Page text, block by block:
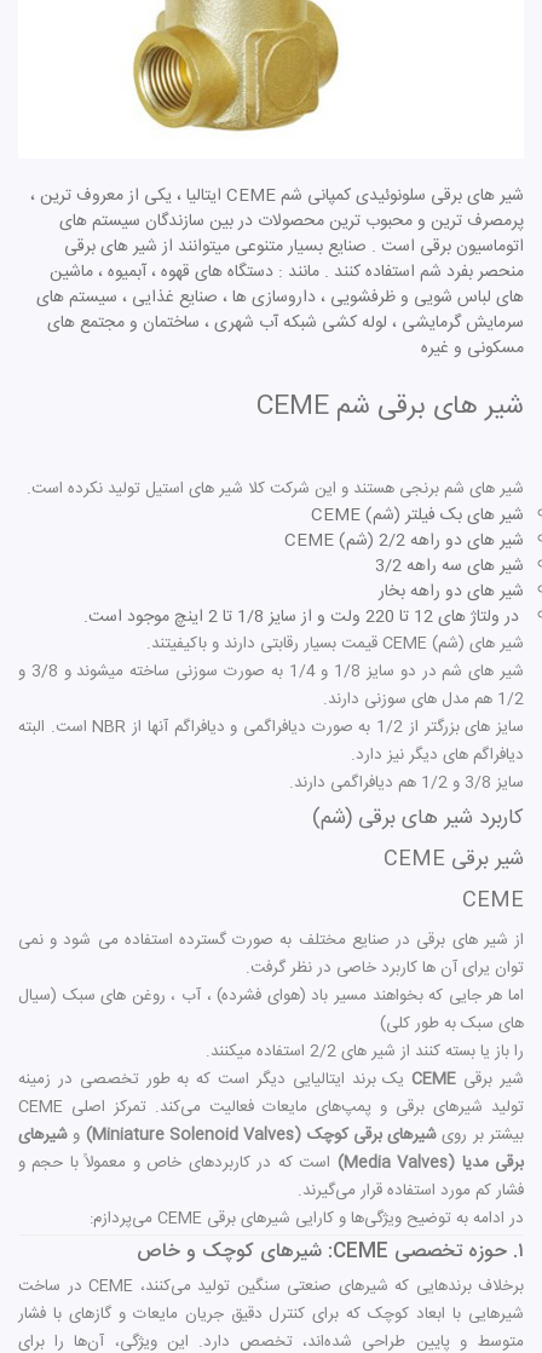
شیر های برقی سلونوئیدی کمپانی شم CEME ایتالیا ، یکی از معروف ترین ،
پرمصرف ترین و محبوب ترین محصولات در بین سازندگان سیستم های
اتوماسیون برقی است . صنایع بسیار متنوعی میتوانند از شیر های برقی
منحصر بفرد شم استفاده کنند . مانند : دستگاه های قهوه ، آبمیوه ، ماشین
های لباس شویی و ظرفشویی ، داروسازی ها ، صنایع غذایی ، سیستم های
سرمایش گرمایشی ، لوله کشی شبکه آب شهری ، ساختمان و مجتمع های
مسکونی و غیره
شیر های برقی شم CEME
شیر های شم برنجی هستند و این شرکت کلا شیر های استیل تولید نکرده است.
شیر های بک فیلتر (شم) CEME
شیر های دو راهه 2/2 (شم) CEME
شیر های سه راهه 3/2
شیر های دو راهه بخار
در ولتاژ های 12 تا 220 ولت و از سایز 1/8 تا 2 اینچ موجود است.
شیر های (شم) CEME قیمت بسیار رقابتی دارند و باکیفیتند.
شیر های شم در دو سایز 1/8 و 1/4 به صورت سوزنی ساخته میشوند و 3/8 و
1/2 هم مدل های سوزنی دارند.
سایز های بزرگتر از 1/2 به صورت دیافراگمی و دیافراگم آنها از NBR است. البته
دیافراگم های دیگر نیز دارد.
سایز 3/8 و 1/2 هم دیافراگمی دارند.
کاربرد شیر های برقی (شم)
شیر برقی CEME
CEME
از شیر های برقی در صنایع مختلف به صورت گسترده استفاده می شود و نمی
توان یرای آن ها کاربرد خاصی در نظر گرفت.
اما هر جایی که بخواهند مسیر باد (هوای فشرده) ، آب ، روغن های سبک (سیال
های سبک به طور کلی)
را باز یا بسته کنند از شیر های 2/2 استفاده میکنند.
شیر برقی CEMEیک برند ایتالیایی دیگر است که به طور تخصصی در زمینه
تولید شیرهای برقی و پمپ‌های مایعات فعالیت می‌کند. تمرکز اصلی CEME
بیشتر بر رویشیرهای برقی کوچک (Miniature Solenoid Valves) و شیرهای
برقی مدیا (Media Valves)
است که در کاربردهای خاص و معمولاً با حجم و
فشار کم مورد استفاده قرار می‌گیرند.
در ادامه به توضیح ویژگی‌ها و کارایی شیرهای برقی CEME می‌پردازم:
۱. حوزه تخصصی CEME: شیرهای کوچک و خاص
برخلاف برندهایی که شیرهای صنعتی سنگین تولید می‌کنند، CEME در ساخت
شیرهایی با ابعاد کوچک که برای کنترل دقیق جریان مایعات و گازهای با فشار
متوسط و پایین طراحی شده‌اند، تخصص دارد. این ویژگی، آن‌ها را برای